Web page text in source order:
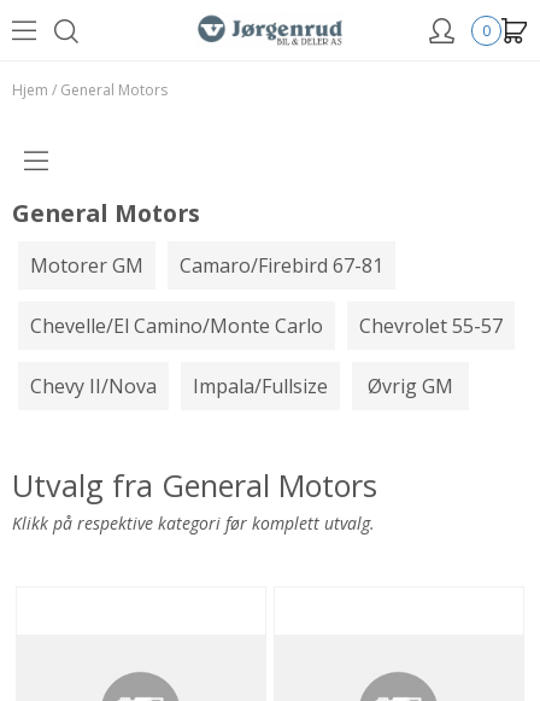
0
Hjem / General Motors
General Motors
Motorer GM Camaro/Firebird 67-81
Chevelle/El Camino/Monte Carlo Chevrolet 55-57
Chevy II/Nova Impala/Fullsize Øvrig GM
Utvalg fra General Motors
Klikk på respektive kategori før komplett utvalg.